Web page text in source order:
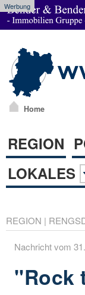
Werbung
Home
REGION
LOKALES
REGION |
Nachricht vom
"Rock